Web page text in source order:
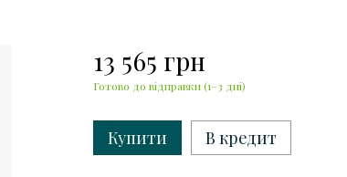
13 565 грн
Готово до відправки (1–3 дні)
Купити В кредит